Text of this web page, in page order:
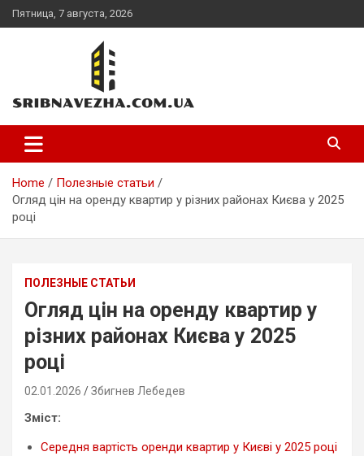
Skip
to
Пятница, 7 августа, 2026
sribnavezha.com.ua
Home
Полезные статьи
Огляд цін на оренду квартир у різних районах Києва у 2025
році
ПОЛЕЗНЫЕ СТАТЬИ
Огляд цін на оренду квартир у
різних районах Києва у 2025
році
02.01.2026 Збигнев Лебедев
Зміст:
Середня вартість оренди квартир у Києві у 2025 році